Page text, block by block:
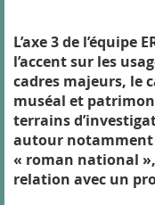
L’axe 3 de l’équipe
l’accent sur les
cadres majeurs, le
muséal et
terrains
autour notamment
« roman national
relation avec un